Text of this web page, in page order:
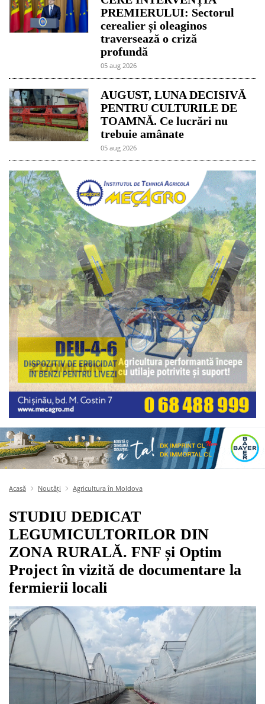
PREMIERULUI: Sectorul
cerealier și oleaginos
traversează o criză
profundă
05 aug 2026
AUGUST, LUNA DECISIVĂ
PENTRU CULTURILE DE
TOAMNĂ. Ce lucrări nu
trebuie amânate
05 aug 2026
Acasă Noutăți Agricultura în Moldova
STUDIU DEDICAT
LEGUMICULTORILOR DIN
ZONA RURALĂ. FNF și Optim
Project în vizită de documentare la
fermierii locali